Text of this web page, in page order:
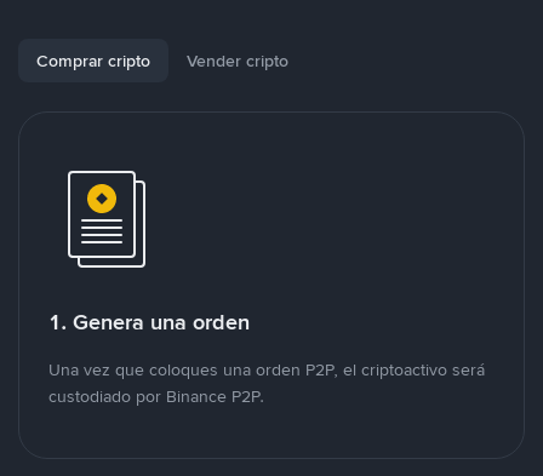
Comprar cripto Vender cripto
1. Genera una orden
Una vez que coloques una orden P2P, el criptoactivo será
custodiado por Binance P2P.